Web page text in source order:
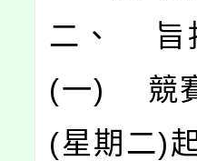
二、 旨
(一) 競
(星期二)